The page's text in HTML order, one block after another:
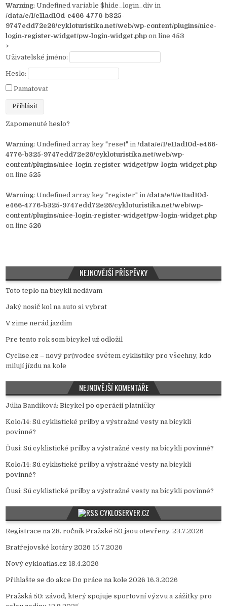
Warning: Undefined variable $hide_login_div in
/data/e/1/e11ad10d-e466-4776-b325-
9747edd72e26/cykloturistika.net/web/wp-content/plugins/nice-
login-register-widget/pw-login-widget.php on line453
>
Uživatelské jméno:
Heslo:
Pamatovat
Zapomenuté heslo?
Warning: Undefined array key "reset" in/data/e/1/e11ad10d-e466-
4776-b325-9747edd72e26/cykloturistika.net/web/wp-
content/plugins/nice-login-register-widget/pw-login-widget.php
on line 525
Warning: Undefined array key "register" in/data/e/1/e11ad10d-
e466-4776-b325-9747edd72e26/cykloturistika.net/web/wp-
content/plugins/nice-login-register-widget/pw-login-widget.php
on line 526
NEJNOVĚJŠÍ PŘÍSPĚVKY
Toto teplo na bicykli nedávam
Jaký nosič kol na auto si vybrat
V zime nerád jazdím
Pre tento rok som bicykel už odložil
Cyclise.cz – nový průvodce světem cyklistiky pro všechny, kdo
milují jízdu na kole
NEJNOVĚJŠÍ KOMENTÁŘE
Júlia Bandiková:Bicykel po operácii platničky
Kolo/14:Sú cyklistické prilby a výstražné vesty na bicykli
povinné?
Ďusi:Sú cyklistické prilby a výstražné vesty na bicykli povinné?
Kolo/14:Sú cyklistické prilby a výstražné vesty na bicykli
povinné?
Ďusi:Sú cyklistické prilby a výstražné vesty na bicykli povinné?
CYKLOSERVER.CZ
Registrace na 28. ročník Pražské 50 jsou otevřeny. 23.7.2026
Bratřejovské kotáry 2026 15.7.2026
Nový cykloatlas.cz 18.4.2026
Přihlašte se do akce Do práce na kole 2026 16.3.2026
Pražská 50: závod, který spojuje sportovní výzvu a zážitky pro